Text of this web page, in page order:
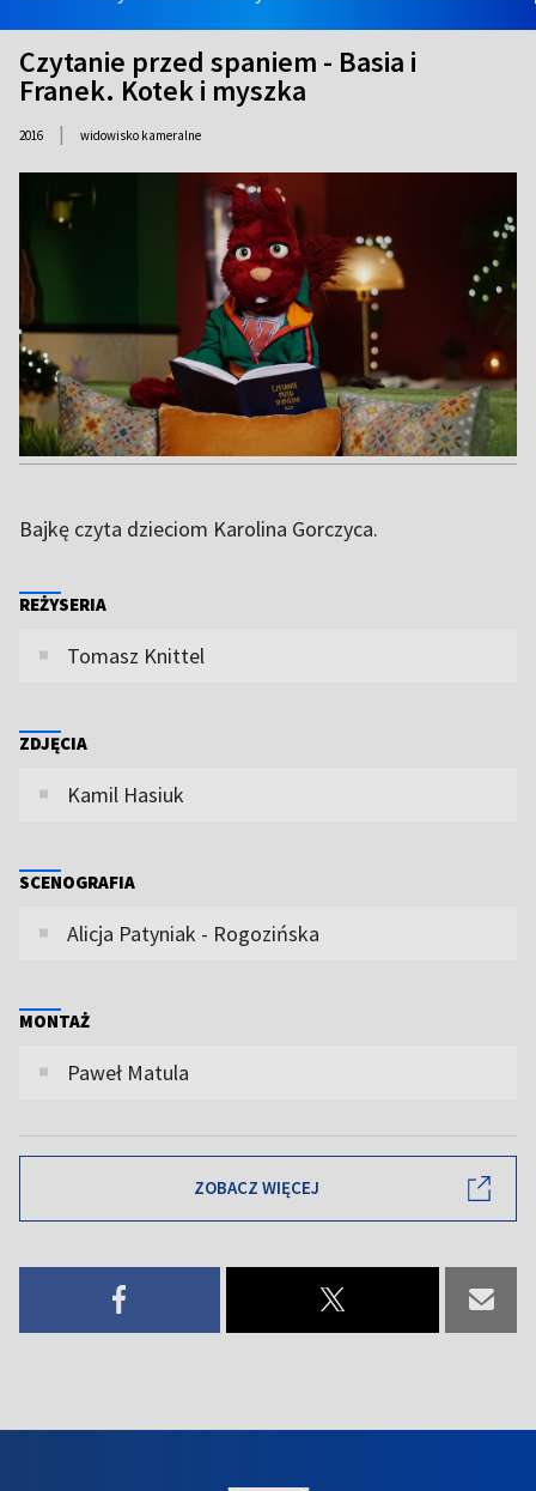
Czytanie przed spaniem - Basia i
Franek. Kotek i myszka
2016 | widowisko kameralne
Bajkę czyta dzieciom Karolina Gorczyca.
REŻYSERIA
Tomasz Knittel
ZDJĘCIA
Kamil Hasiuk
SCENOGRAFIA
Alicja Patyniak - Rogozińska
MONTAŻ
Paweł Matula
ZOBACZ WIĘCEJ